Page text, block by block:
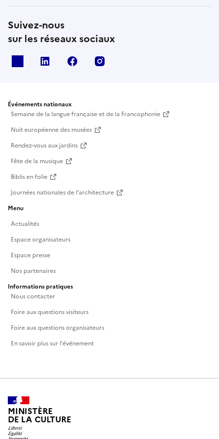
Suivez-nous
sur les réseaux sociaux
Linkedin Facebook
Événements nationaux
Semaine de la langue française et de la Francophonie
Nuit européenne des musées
Rendez-vous aux jardins
Fête de la musique
Biblis en folie
Journées nationales de l'architecture
Menu
Actualités
Espace organisateurs
Espace presse
Nos partenaires
Informations pratiques
Nous contacter
Foire aux questions visiteurs
Foire aux questions organisateurs
En savoir plus sur l'événement
MINISTÈRE
DE LA CULTURE